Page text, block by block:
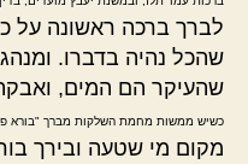
לברך ברכה ראשונה על
שהכל נהיה בדברו.
שהעיקר הם המים,
כשיש ממשות מחמת השלקות מברך "בורא
מקום מי שטעה ובירך